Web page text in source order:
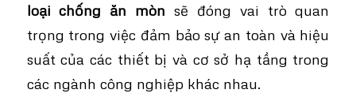
loại chống ăn mòn sẽ đóng vai trò quan
trọng trong việc đảm bảo sự an toàn và hiệu
suất của các thiết bị và cơ sở hạ tầng trong
các ngành công nghiệp khác nhau.